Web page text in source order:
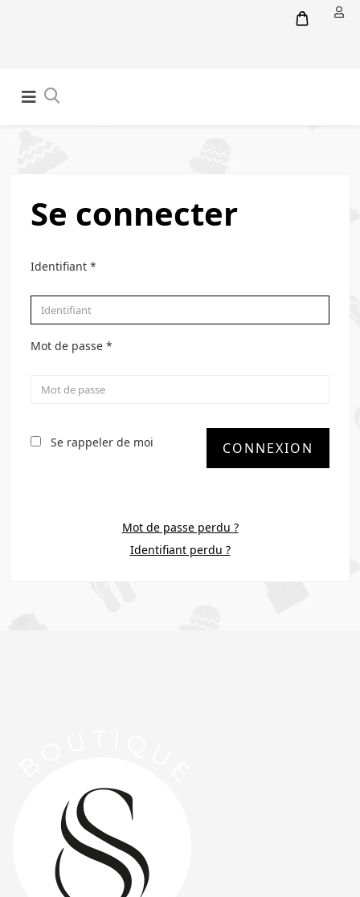
Se connecter
Identifiant *
Mot de passe *
Se rappeler de moi CONNEXION
Mot de passe perdu ?
Identifiant perdu ?